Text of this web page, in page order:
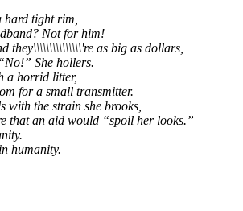
tight rim,
Not for him!
they\\\\\\\\\\\\\\\'re as big as dollars,
She hollers.
a horrid litter,
for a small transmitter.
with the strain she brooks,
that an aid would “spoil her looks.”
humanity.